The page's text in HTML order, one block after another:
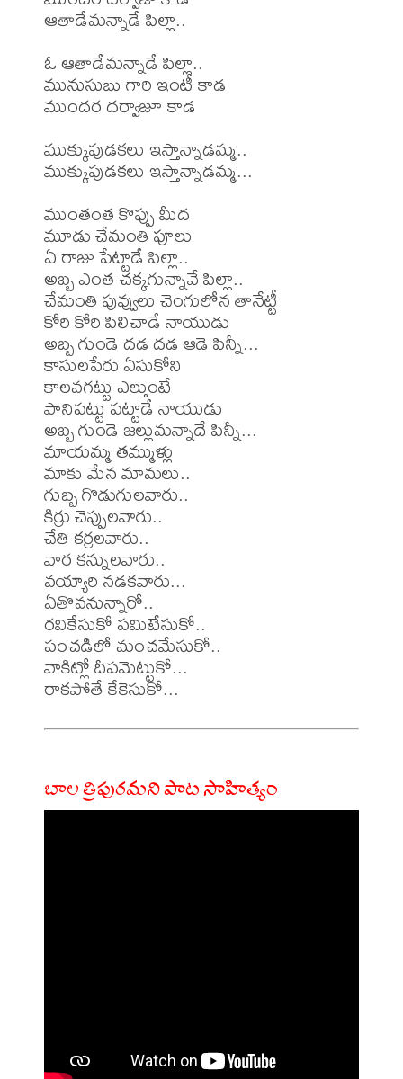
ఆతాడేమన్నాడే పిల్లా..
ఓ ఆతాడేమన్నాడే పిల్లా..
మునుసుబు గారి ఇంటీ కాడ
ముందర దర్వాజూ కాడ
ముక్కుపుడకలు ఇస్తాన్నాడమ్మ..
ముక్కుపుడకలు ఇస్తాన్నాడమ్మ...
ముంతంత కొప్పు మీద
మూడు చేమంతి పూలు
ఏ రాజు పేట్టాడే పిల్లా..
అబ్బ ఎంత చక్కగున్నావే పిల్లా..
చేమంతి పువ్వులు చెంగులోన తానేట్టీ
కోరి కోరి పిలిచాడే నాయుడు
అబ్బ గుండె దడ దడ ఆడె పిన్నీ...
కాసులపేరు ఏసుకోని
కాలవగట్టు ఎల్తుంటే
పానిపట్టు పట్టాడే నాయుడు
అబ్బ గుండె జల్లుమన్నాదే పిన్నీ...
మాయమ్మ తమ్ముళ్లు
మాకు మేన మామలు..
గుబ్బ గొడుగులవారు..
కిర్రు చెప్పులవారు..
చేతి కర్రలవారు..
వార కన్నులవారు..
వయ్యారి నడకవారు...
ఏతొవనున్నారో..
రవికేసుకో పమిటేసుకో..
పంచడిలో మంచమేసుకో..
వాకిట్లో దీపమెట్టుకో...
బాల త్రిపురమని పాట సాహిత్యం